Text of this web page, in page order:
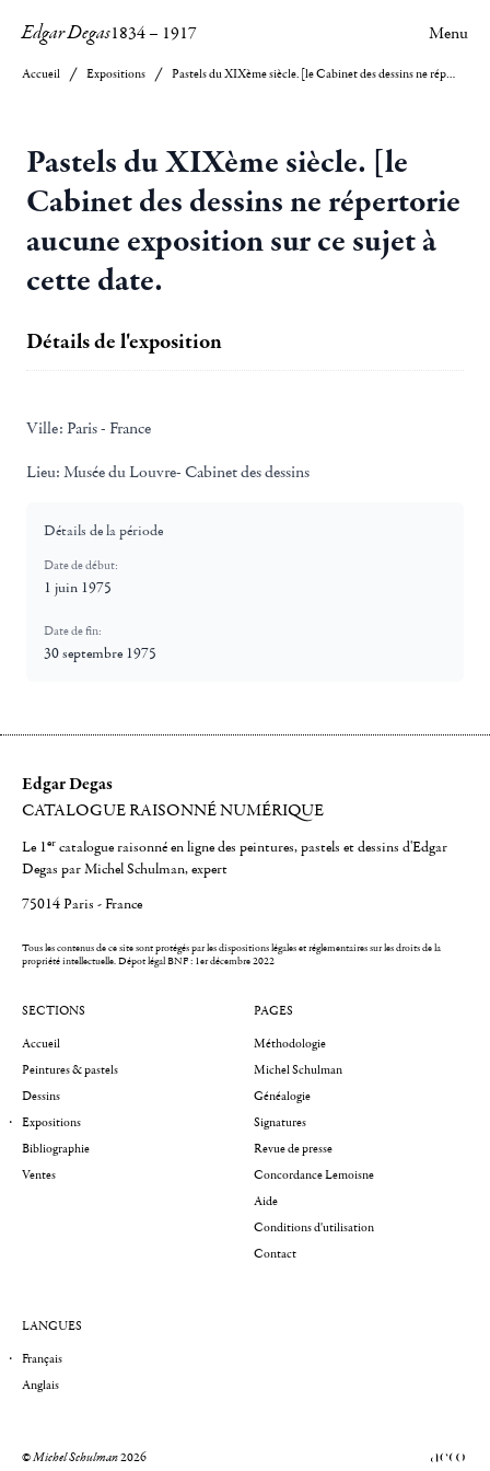
Edgar Degas1834– 1917 Menu
Accueil Expositions Pastels du XIXème siècle. [le Cabinet des dessins ne répertorie aucune exposition sur ce sujet à cette date.
Pastels du XIXème siècle. [le
Cabinet des dessins ne répertorie
aucune exposition sur ce sujet à
cette date.
Détails de l'exposition
Ville: Paris - France
Lieu: Musée du Louvre- Cabinet des dessins
Détails de la période
Date de début:
1 juin 1975
Date de fin:
30 septembre 1975
Edgar Degas
CATALOGUE RAISONNÉ NUMÉRIQUE
Le 1er catalogue raisonné en ligne des peintures, pastels et dessins d'Edgar
Degas par Michel Schulman, expert
75014 Paris - France
Tous les contenus de ce site sont protégés par les dispositions légales et réglementaires sur les droits de la
propriété intellectuelle.Dépot légal BNF : 1er décembre 2022
SECTIONS
Accueil
Peintures & pastels
Dessins
Expositions
Bibliographie
Ventes
PAGES
Méthodologie
Michel Schulman
Généalogie
Signatures
Revue de presse
Concordance Lemoisne
Aide
Conditions d'utilisation
Contact
LANGUES
Français
Anglais
©Michel Schulman2026